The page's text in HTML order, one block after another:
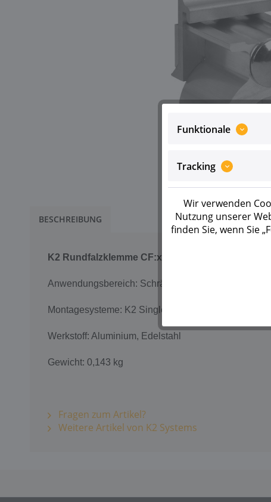
BESCHREIBUNG
K2 Rundfalzklemme CF:x
Anwendungsbereich: Schrägdach
Montagesysteme: K2 SingleRail System
Werkstoff: Aluminium, Edelstahl
Gewicht: 0,143 kg
Fragen zum Artikel?
Weitere Artikel von K2 Systems
Funktionale
Tracking
Wir verwenden
Nutzung unserer
finden Sie, wenn Sie